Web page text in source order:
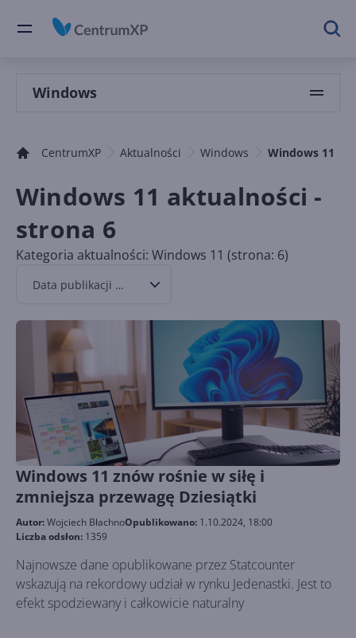
Windows
CentrumXP Aktualności Windows Windows 11
Windows 11 aktualności -
strona 6
Kategoria aktualności: Windows 11 (strona: 6)
Data publikacji malejąco
Windows 11 znów rośnie w siłę i
zmniejsza przewagę Dziesiątki
Autor:Wojciech BłachnoOpublikowano: 1.10.2024, 18:00
Liczba odsłon: 1359
Najnowsze dane opublikowane przez Statcounter
wskazują na rekordowy udział w rynku Jedenastki. Jest to
efekt spodziewany i całkowicie naturalny